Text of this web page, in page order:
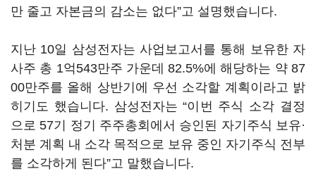
만 줄고 자본금의 감소는 없다”고 설명했습니다.
지난 10일 삼성전자는 사업보고서를 통해 보유한 자
사주 총 1억543만주 가운데 82.5%에 해당하는 약 87
00만주를 올해 상반기에 우선 소각할 계획이라고 밝
히기도 했습니다. 삼성전자는 “이번 주식 소각 결정
으로 57기 정기 주주총회에서 승인된 자기주식 보유·
처분 계획 내 소각 목적으로 보유 중인 자기주식 전부
를 소각하게 된다”고 말했습니다.